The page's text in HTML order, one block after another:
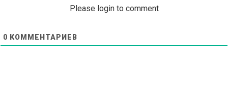
Please login to comment
0 КОММЕНТАРИЕВ